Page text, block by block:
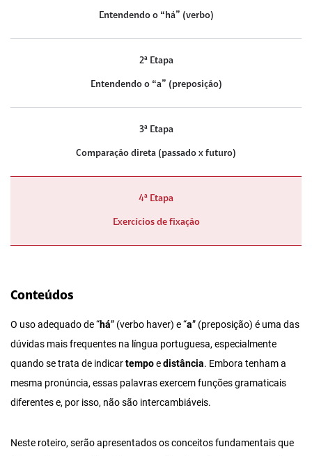
Entendendo o “há” (verbo)
2ª Etapa
Entendendo o “a” (preposição)
3ª Etapa
Comparação direta (passado x futuro)
4ª Etapa
Exercícios de fixação
Conteúdos
O uso adequado de “há” (verbo haver) e “a” (preposição) é uma das
dúvidas mais frequentes na língua portuguesa, especialmente
quando se trata de indicartempoedistância. Embora tenham a
mesma pronúncia, essas palavras exercem funções gramaticais
diferentes e, por isso, não são intercambiáveis.
Neste roteiro, serão apresentados os conceitos fundamentais que